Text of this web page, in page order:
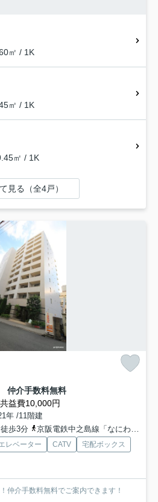
㎡ / 1K
㎡ / 1K
㎡ / 1K
見る（全4戸）
仲介手数料無料
益費10,000円
年 /11階建
歩3分
京阪電鉄中之島線「なにわ橋」駅 徒歩5分
エレベーター CATV
宅配ボックス
仲介手数料無料でご案内できます！